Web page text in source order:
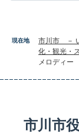
現在地 市川市 －
化・観光・
メロディー
市川市